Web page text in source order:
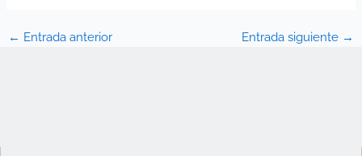
← Entrada anterior Entrada siguiente →